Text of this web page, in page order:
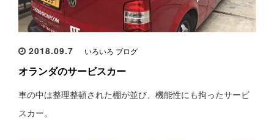
2018.09.7 いろいろ ブログ
オランダのサービスカー
車の中は整理整頓された棚が並び、機能性にも拘ったサービ
スカー。